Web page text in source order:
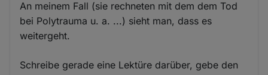
An meinem Fall (sie rechneten mit dem dem Tod
bei Polytrauma u. a. ...) sieht man, dass es
weitergeht.
Schreibe gerade eine Lektüre darüber, gebe den